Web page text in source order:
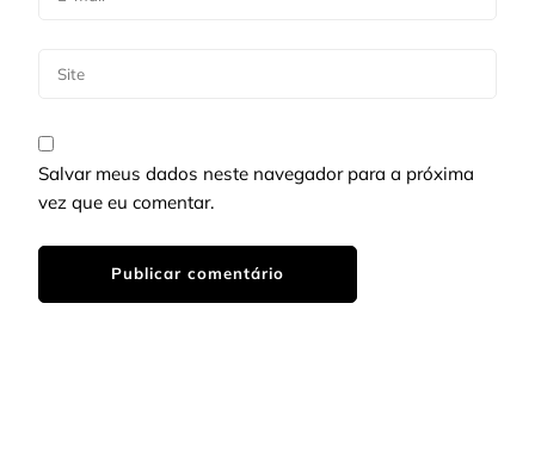
Salvar meus dados neste navegador para a próxima
vez que eu comentar.